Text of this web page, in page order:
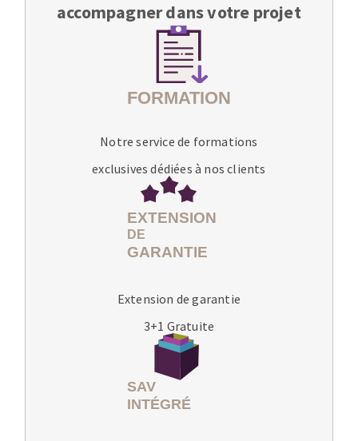
accompagner dans votre projet
Notre service de formations
exclusives dédiées à nos clients
Extension de garantie
3+1 Gratuite